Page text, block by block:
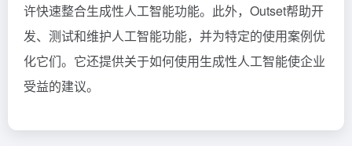
许快速整合生成性人工智能功能。此外，Outset帮助开
发、测试和维护人工智能功能，并为特定的使用案例优
化它们。它还提供关于如何使用生成性人工智能使企业
受益的建议。